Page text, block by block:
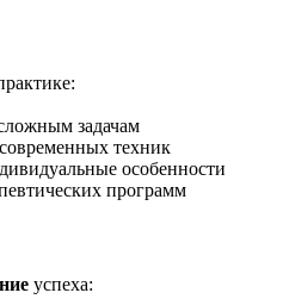
задачам
техник
особенности
программ
успеха: